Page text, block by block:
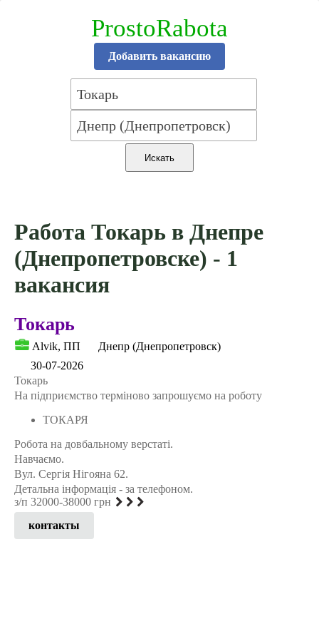
ProstoRabota
Добавить вакансию
Работа Токарь в Днепре
(Днепропетровске) - 1
вакансия
Токарь
Alvik, ПП
Днепр (Днепропетровск)
30-07-2026
Токарь
На підприємство терміново запрошуємо на роботу
ТОКАРЯ
Робота на довбальному верстаті.
Навчаємо.
Вул. Сергія Нігояна 62.
Детальна інформація - за телефоном.
з/п 32000-38000 грн
контакты